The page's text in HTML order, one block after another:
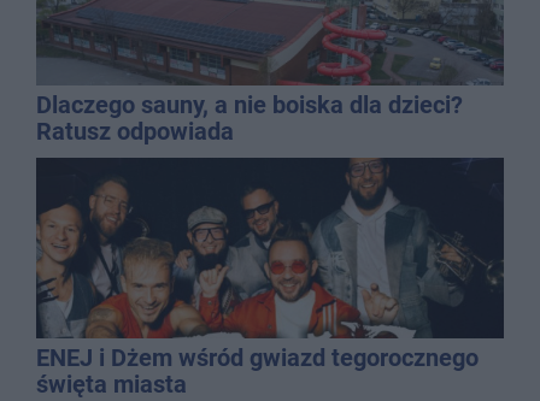
Dlaczego sauny, a nie boiska dla dzieci?
Ratusz odpowiada
ENEJ i Dżem wśród gwiazd tegorocznego
święta miasta